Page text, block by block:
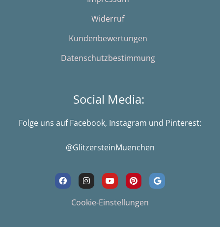
Widerruf
Kundenbewertungen
Datenschutzbestimmung
Social Media:
Folge uns auf Facebook, Instagram und Pinterest:
@GlitzersteinMuenchen
F
a
c
I
n
s
t
a
Y
o
u
t
u
P
i
n
t
e
G
o
o
Cookie-Einstellungen